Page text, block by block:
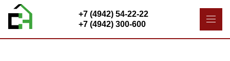
+7 (4942) 54-22-22
+7 (4942) 300-600